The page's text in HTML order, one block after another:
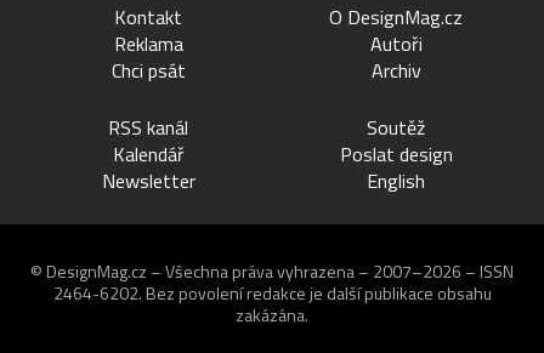
Kontakt
Reklama
Chci psát
O DesignMag.cz
Autoři
Archiv
RSS kanál
Kalendář
Newsletter
Soutěž
Poslat design
English
© DesignMag.cz – Všechna práva vyhrazena – 2007–2026 – ISSN
2464-6202. Bez povolení redakce je další publikace obsahu
zakázána.